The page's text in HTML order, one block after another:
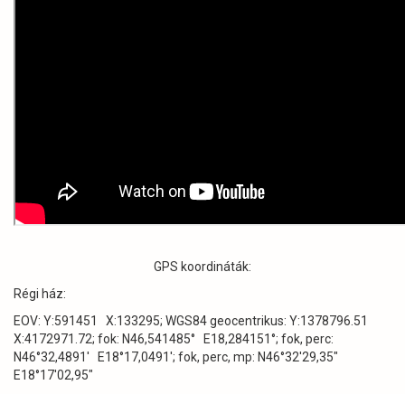
GPS koordináták:
Régi ház:
EOV: Y:591451 X:133295; WGS84 geocentrikus: Y:1378796.51
X:4172971.72; fok: N46,541485° E18,284151°; fok, perc:
N46°32,4891' E18°17,0491'; fok, perc, mp: N46°32'29,35"
E18°17'02,95"